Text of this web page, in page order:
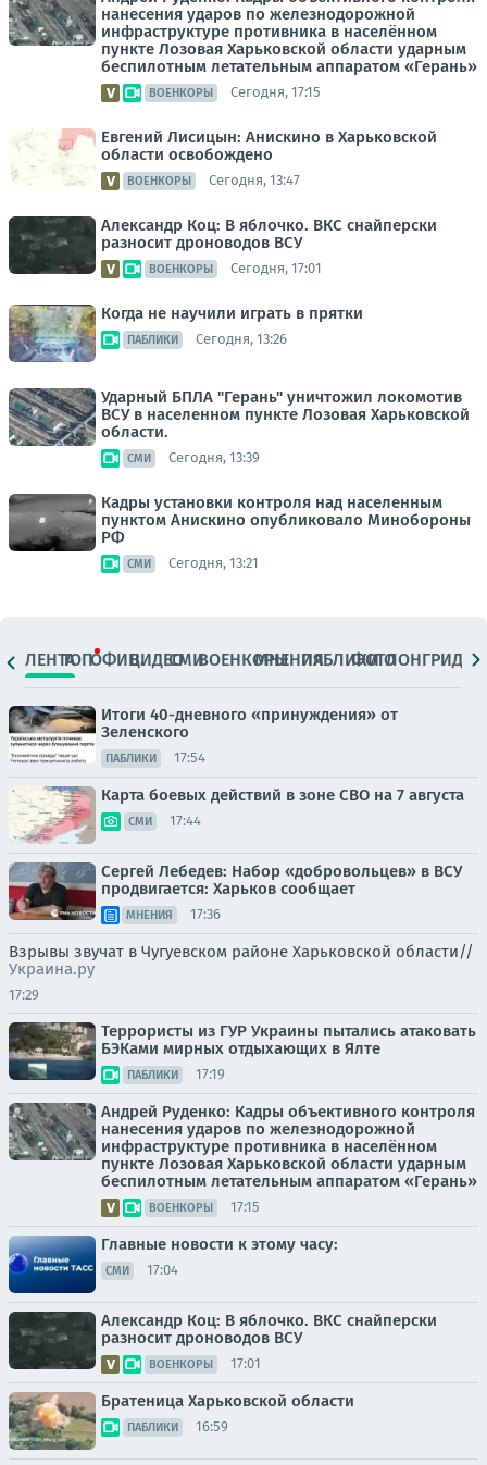
нанесения ударов по железнодорожной
инфраструктуре противника в населённом
пункте Лозовая Харьковской области ударным
беспилотным летательным аппаратом «Герань»
ВОЕНКОРЫ Сегодня, 17:15
Евгений Лисицын: Анискино в Харьковской
области освобождено
ВОЕНКОРЫ Сегодня, 13:47
Александр Коц: В яблочко. ВКС снайперски
разносит дроноводов ВСУ
ВОЕНКОРЫ Сегодня, 17:01
Когда не научили играть в прятки
ПАБЛИКИ Сегодня, 13:26
Ударный БПЛА "Герань" уничтожил локомотив
ВСУ в населенном пункте Лозовая Харьковской
области.
СМИ Сегодня, 13:39
Кадры установки контроля над населенным
пунктом Анискино опубликовало Минобороны
РФ
СМИ Сегодня, 13:21
ЛЕНТАТОПОФИЦ.ВИДЕОСМИВОЕНКОРЫМНЕНИЯПАБЛИКИ
ФОТОЛОНГРИДЫ
Итоги 40-дневного «принуждения» от
Зеленского
ПАБЛИКИ 17:54
Карта боевых действий в зоне СВО на 7 августа
СМИ 17:44
Сергей Лебедев: Набор «добровольцев» в ВСУ
продвигается: Харьков сообщает
МНЕНИЯ 17:36
Взрывы звучат в Чугуевском районе Харьковской области//
Украина.ру
17:29
Террористы из ГУР Украины пытались атаковать
БЭКами мирных отдыхающих в Ялте
ПАБЛИКИ 17:19
Андрей Руденко: Кадры объективного контроля
нанесения ударов по железнодорожной
инфраструктуре противника в населённом
пункте Лозовая Харьковской области ударным
беспилотным летательным аппаратом «Герань»
ВОЕНКОРЫ 17:15
Главные новости к этому часу:
СМИ 17:04
Александр Коц: В яблочко. ВКС снайперски
разносит дроноводов ВСУ
ВОЕНКОРЫ 17:01
Братеница Харьковской области
ПАБЛИКИ 16:59